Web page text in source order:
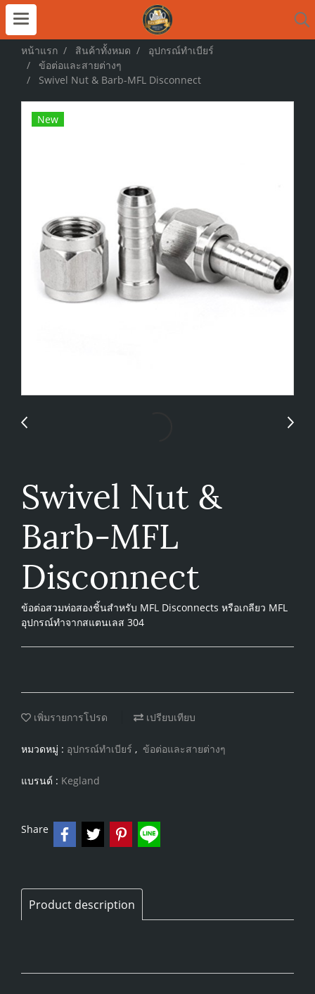
หน้าแรก สินค้าทั้งหมด
อุปกรณ์ทำเบียร์
ข้อต่อและสายต่างๆ
Swivel Nut & Barb-MFL Disconnect
New
Swivel Nut &
Barb-MFL
Disconnect
ข้อต่อสวมท่อสองชิ้นสำหรับ MFL Disconnects หรือเกลียว MFL
อุปกรณ์ทำจากสแตนเลส 304
เพิ่มรายการโปรด เปรียบเทียบ
หมวดหมู่ : อุปกรณ์ทำเบียร์ , ข้อต่อและสายต่างๆ
แบรนด์ : Kegland
Share
Product description